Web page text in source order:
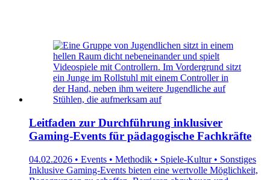
Leitfaden zur Durchführung inklusiver
Gaming-Events für pädagogische Fachkräfte
04.02.2026 • Events • Methodik • Spiele-Kultur • Sonstiges
Inklusive Gaming-Events bieten eine wertvolle Möglichkeit,